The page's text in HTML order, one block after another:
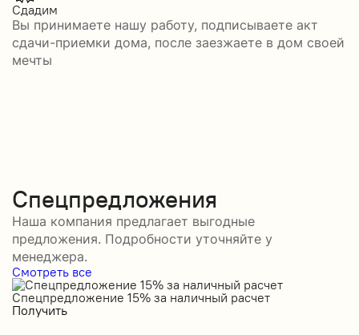
Сдадим
Вы принимаете нашу работу, подписываете акт
сдачи-приемки дома, после заезжаете в дом своей
мечты
Спецпредложения
Наша компания предлагает выгодные
предложения. Подробности уточняйте у
менеджера.
Смотреть все
Спецпредложение 15% за наличный расчет
Получить